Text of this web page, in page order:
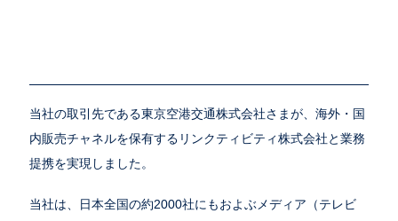
当社の取引先である東京空港交通株式会社さまが、海外・国
内販売チャネルを保有するリンクティビティ株式会社と業務
提携を実現しました。
当社は、日本全国の約2000社にもおよぶメディア（テレビ